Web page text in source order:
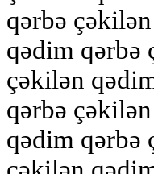
qərbə
qədim qərbə
çəkilən
qərbə
qədim qərbə